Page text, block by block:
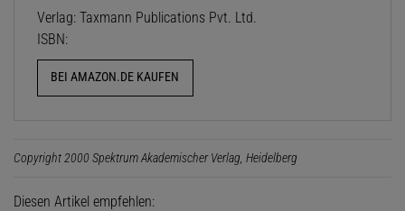
Verlag: Taxmann Publications Pvt. Ltd.
ISBN:
BEI AMAZON.DE KAUFEN
Copyright 2000 Spektrum Akademischer Verlag, Heidelberg
Diesen Artikel empfehlen: